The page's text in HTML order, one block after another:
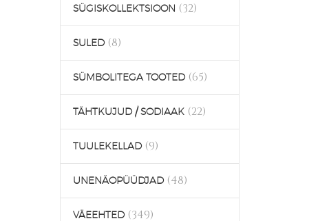
SÜGISKOLLEKTSIOON (32)
SULED (8)
SÜMBOLITEGA TOOTED (65)
TÄHTKUJUD / SODIAAK (22)
TUULEKELLAD (9)
UNENÄOPÜÜDJAD (48)
VÄEEHTED (349)